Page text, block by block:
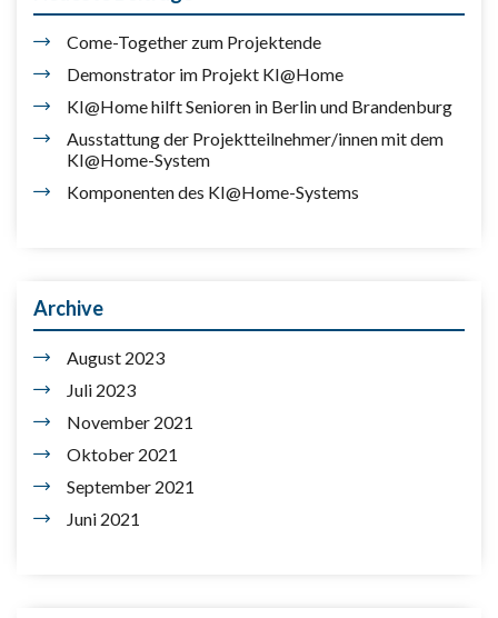
Come-Together zum Projektende
Demonstrator im Projekt KI@Home
KI@Home hilft Senioren in Berlin und Brandenburg
Ausstattung der Projektteilnehmer/innen mit dem
KI@Home-System
Komponenten des KI@Home-Systems
Archive
August 2023
Juli 2023
November 2021
Oktober 2021
September 2021
Juni 2021